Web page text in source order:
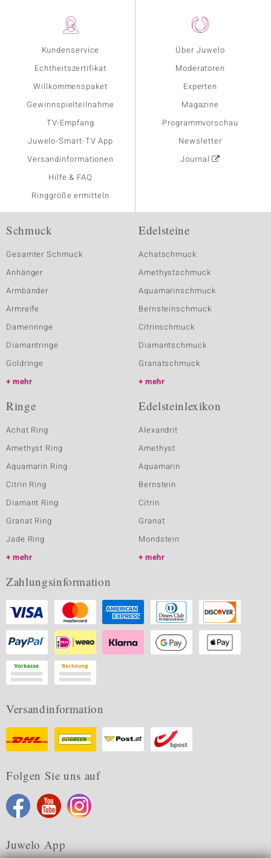
Kundenservice
Echtheitszertifikat
Willkommenspaket
Gewinnspielteilnahme
TV-Empfang
Juwelo-Smart-TV App
Versandinformationen
Hilfe & FAQ
Ringgröße ermitteln
Über Juwelo
Moderatoren
Experten
Magazine
Programmvorschau
Newsletter
Journal
Schmuck
Gesamter Schmuck
Anhänger
Armbänder
Armreife
Damenringe
Diamantringe
Goldringe
mehr
Edelsteine
Achatschmuck
Amethystschmuck
Aquamarinschmuck
Bernsteinschmuck
Citrinschmuck
Diamantschmuck
Granatschmuck
mehr
Ringe
Achat Ring
Amethyst Ring
Aquamarin Ring
Citrin Ring
Diamant Ring
Granat Ring
Jade Ring
mehr
Edelsteinlexikon
Alexandrit
Amethyst
Aquamarin
Bernstein
Citrin
Granat
Mondstein
mehr
Zahlungsinformation
Versandinformation
Folgen Sie uns auf
Juwelo App